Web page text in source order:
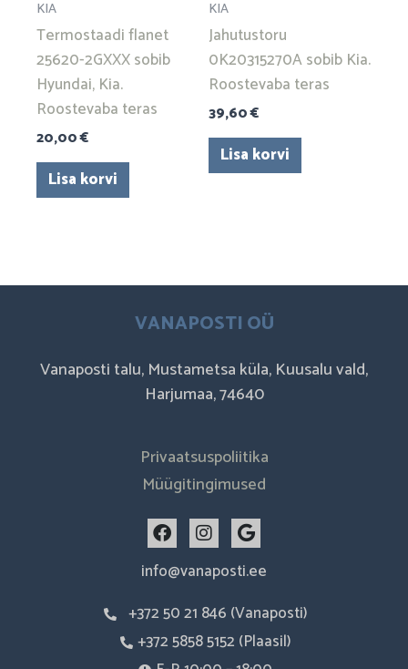
KIA
Termostaadi flanet
25620-2GXXX sobib
Hyundai, Kia.
Roostevaba teras
20,00€
Lisa korvi
KIA
Jahutustoru
0K20315270A sobib Kia.
Roostevaba teras
39,60€
Lisa korvi
VANAPOSTI OÜ
Vanaposti talu, Mustametsa küla, Kuusalu vald,
Harjumaa, 74640
Privaatsuspoliitika
Müügitingimused
F
a
c
e
o
o
k
I
n
s
t
g
r
a
G
o
o
g
e
info@vanaposti.ee
+372 50 21 846 (Vanaposti)
+372 5858 5152 (Plaasil)